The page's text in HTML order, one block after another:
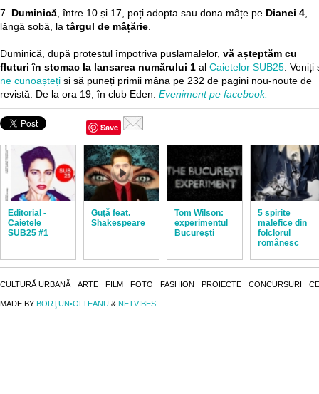
7. Duminică, între 10 și 17, poți adopta sau dona mâțe pe Dianei 4,
lângă sobă, la târgul de mâțărie.
Duminică, după protestul împotriva pușlamalelor, vă așteptăm cu
fluturi în stomac la lansarea numărului 1 al Caietelor SUB25. Veniți
ne cunoașteți și să puneți primii mâna pe 232 de pagini nou-nouțe de
revistă. De la ora 19, în club Eden. Eveniment pe facebook.
Save
Editorial -
Caietele
SUB25 #1
Guţă feat.
Shakespeare
Tom Wilson:
experimentul
Bucureşti
5 spirite
malefice din
folclorul
românesc
CULTURĂ URBANĂ ARTE FILM FOTO FASHION PROIECTE CONCURSURI
MADE BY BORŢUN•OLTEANU & NETVIBES